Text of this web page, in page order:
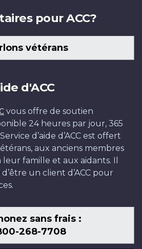
pour ACC?
vétérans
d'ACC
vous offre de soutien
24 heures par jour, 365
d’aide d’ACC est offert
aux anciens membres
leur famille et aux aidants. Il
d’être un client d’ACC pour
sans frais :
268-7708